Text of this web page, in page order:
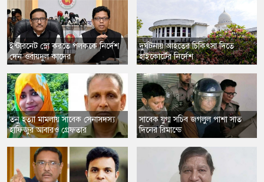
​ইন্টারনেট স্লো করতে পলককে নির্দেশ
দেন ওবায়দুল কাদের
তনু হত্যা মামলায় সাবেক সেনাসদস্য
হাফিজুর আবারও গ্রেফতার
​দুর্ঘটনায় আহতের চিকিৎসা দিতে
হাইকোর্টের নির্দেশ
​সাবেক যুগ্ম সচিব জগলুল পাশা সাত
দিনের রিমান্ডে